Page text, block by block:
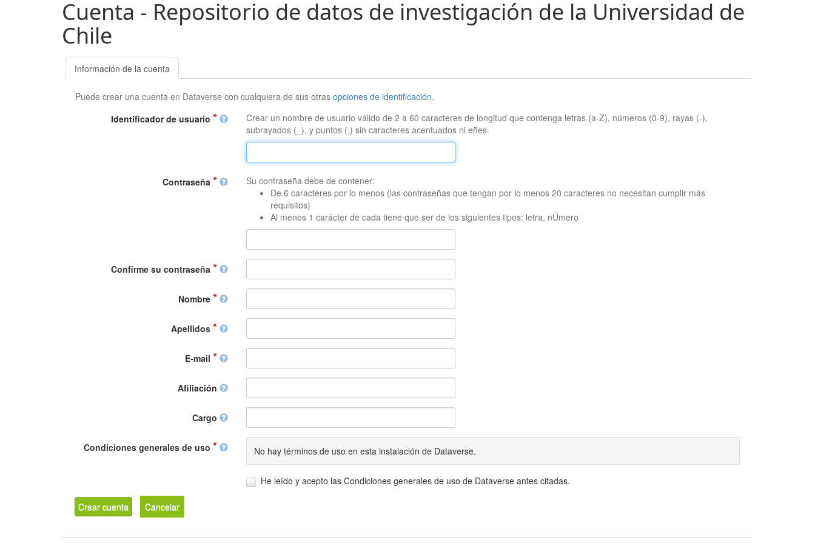
Cuenta - Repositorio de datos de investigación de la Universidad de
Chile
Información de la cuenta
Puede crear una cuenta en Dataverse con cualquiera de sus otrasopciones de identificación.
Identificador de usuario
Crear un nombre de usuario válido de 2 a 60 caracteres de longitud que contenga letras (a-Z), números (0-9), rayas (-),
subrayados (_), y puntos (.) sin caracteres acentuados ni eñes.
Contraseña
Su contraseña debe de contener:
De 6 caracteres por lo menos (las contraseñas que tengan por lo menos 20 caracteres no necesitan cumplir más
requisitos)
Al menos 1 carácter de cada tiene que ser de los siguientes tipos: letra, nÚmero
Confirme su contraseña
Nombre
Apellidos
E-mail
Afiliación
Cargo
Condiciones generales de uso No hay términos de uso en esta instalación de Dataverse.
He leído y acepto las Condiciones generales de uso de Dataverse antes citadas.
Crear cuenta Cancelar